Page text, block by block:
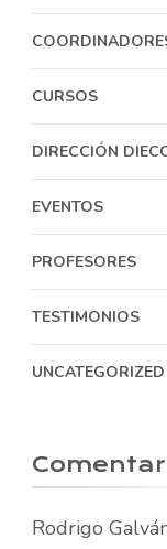
CURSOS
DIRECCIÓN
EVENTOS
PROFESORES
TESTIMONIOS
UNCATEGORIZED
Rodrigo